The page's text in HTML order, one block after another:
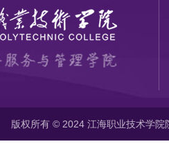
版权所有 © 2024 江海职业技术学院